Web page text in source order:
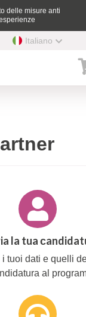
delle misure anti
Italiano
la tua
tuoi dati e quelli
al